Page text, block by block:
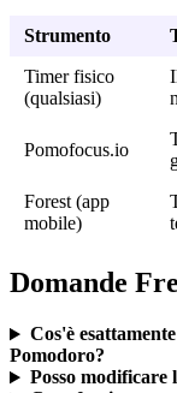
Strumento
Timer fisico
(qualsiasi)
Pomofocus.io
Forest (app
mobile)
Domande
Cos'è
Pomodoro?
Posso modificare